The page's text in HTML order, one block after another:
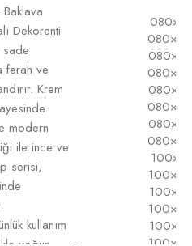
Dekorenti
ferah ve
Krem
modern
ile ince ve
serisi,
kullanım